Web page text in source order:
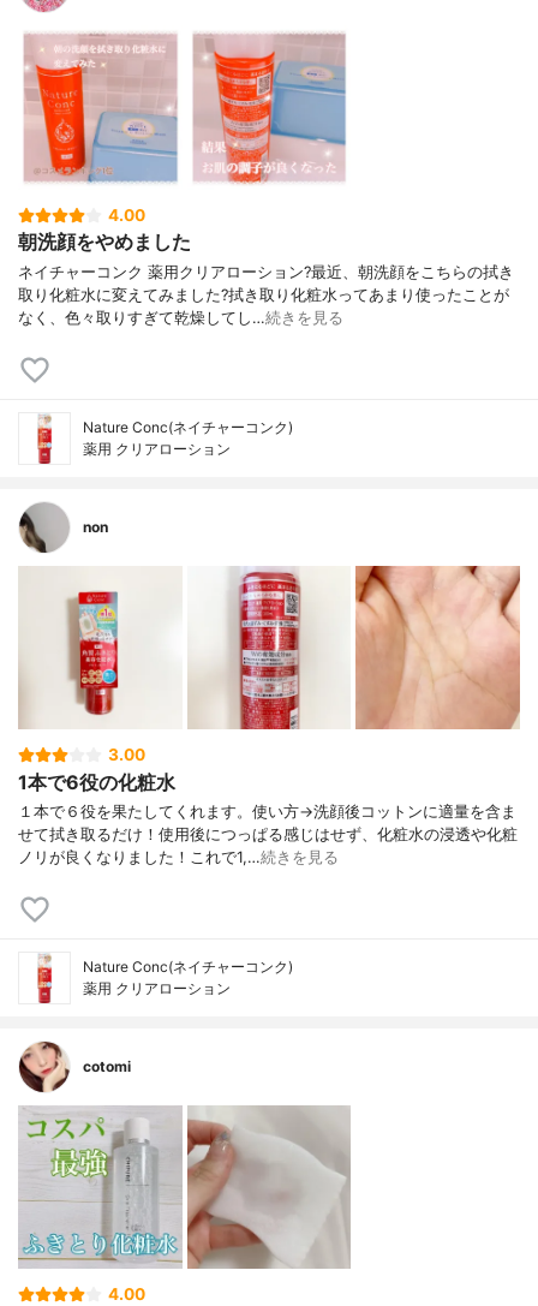
4.00
朝洗顔をやめました
ネイチャーコンク 薬用クリアローション?最近、朝洗顔をこちらの拭き
取り化粧水に変えてみました?拭き取り化粧水ってあまり使ったことが
なく、色々取りすぎて乾燥してし…続きを見る
Nature Conc(ネイチャーコンク)
薬用 クリアローション
non
3.00
1本で6役の化粧水
１本で６役を果たしてくれます。使い方→洗顔後コットンに適量を含ま
せて拭き取るだけ！使用後につっぱる感じはせず、化粧水の浸透や化粧
ノリが良くなりました！これで1,…続きを見る
Nature Conc(ネイチャーコンク)
薬用 クリアローション
cotomi
4.00